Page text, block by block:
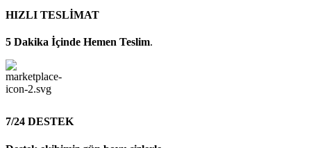
HIZLI TESLİMAT
5 Dakika İçinde Hemen Teslim.
7/24 DESTEK